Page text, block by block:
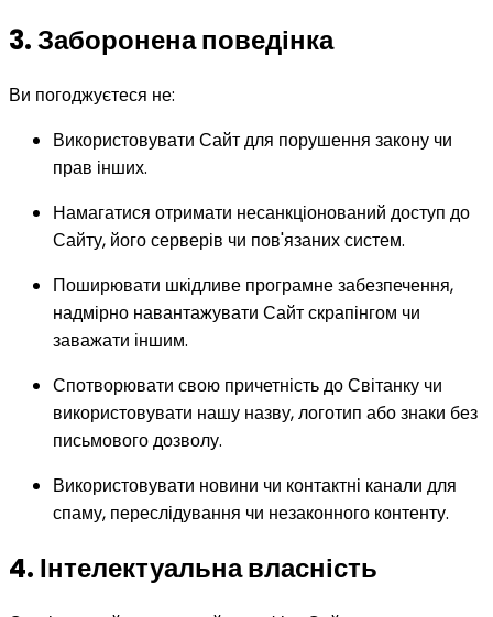
3. Заборонена поведінка
Ви погоджуєтеся не:
Використовувати Сайт для порушення закону чи
прав інших.
Намагатися отримати несанкціонований доступ до
Сайту, його серверів чи пов'язаних систем.
Поширювати шкідливе програмне забезпечення,
надмірно навантажувати Сайт скрапінгом чи
заважати іншим.
Спотворювати свою причетність до Світанку чи
використовувати нашу назву, логотип або знаки без
письмового дозволу.
Використовувати новини чи контактні канали для
спаму, переслідування чи незаконного контенту.
4. Інтелектуальна власність